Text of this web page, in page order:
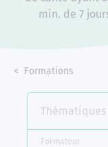
min. de 7
Accueil
Formations
Thématiques
Formateur